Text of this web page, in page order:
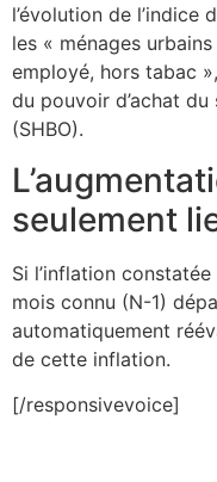
l’évolution de
les « ménages
employé, hors tabac
du pouvoir d’achat
(SHBO).
seulement
Si l’inflation
mois connu (N-1)
automatiquement
de cette inflation.
[/responsivevoice]